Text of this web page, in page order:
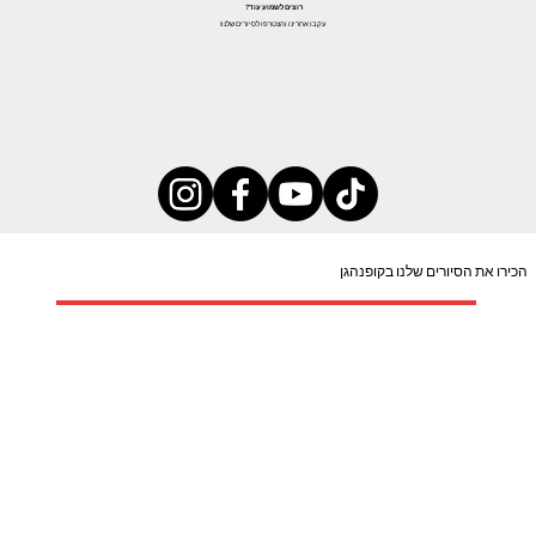
רוצים לשמוע עוד?
עקבו אחרינו והצטרפו לסיורים שלנו!
הכירו את הסיורים שלנו בקופנהגן